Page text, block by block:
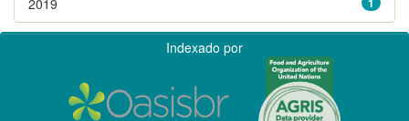
Indexado por